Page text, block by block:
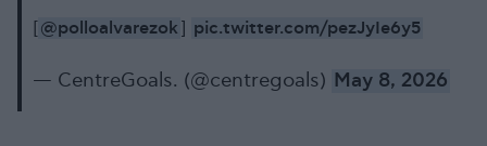
[@polloalvarezok ] pic.twitter.com/pezJyIe6y5
— CentreGoals. (@centregoals) May 8, 2026